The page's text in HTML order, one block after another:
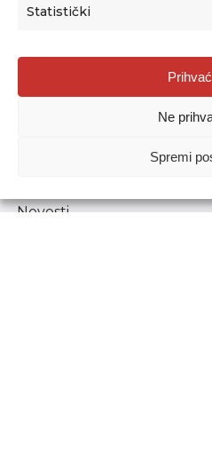
Statistički
Ne
Spremi
Agencija za odgoj i obrazovanje
Donje Svetice 38, 10000 Zagreb
1778129
Prenošenje sadržaja dopušteno
Novosti